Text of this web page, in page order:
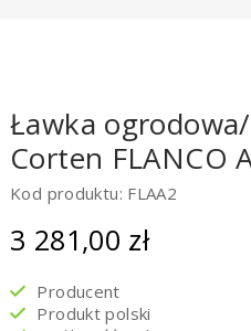
Ławka
Corten FLANCO
Kod produktu: FLAA2
3 281,00 zł
Producent
Produkt polski